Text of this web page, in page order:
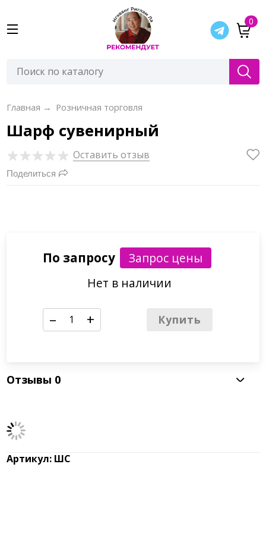
0
Главная → Розничная торговля
Шарф сувенирный
Оставить отзыв
Поделиться
По запросу
Нет в наличии
– + Купить
Отзывы 0
Артикул: ШС